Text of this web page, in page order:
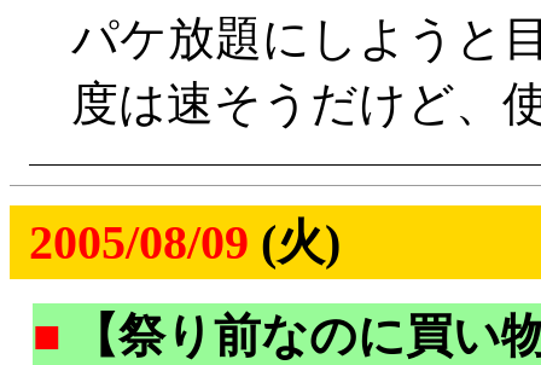
パケ放題にしようと
度は速そうだけど、
2005/08/09 (火)
■
【祭り前なのに買い